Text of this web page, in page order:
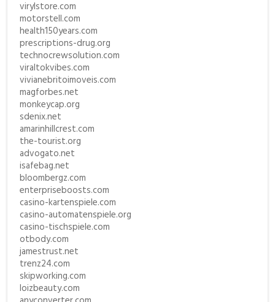
virylstore.com
motorstell.com
health150years.com
prescriptions-drug.org
technocrewsolution.com
viraltokvibes.com
vivianebritoimoveis.com
magforbes.net
monkeycap.org
sdenix.net
amarinhillcrest.com
the-tourist.org
advogato.net
isafebag.net
bloombergz.com
enterpriseboosts.com
casino-kartenspiele.com
casino-automatenspiele.org
casino-tischspiele.com
otbody.com
jamestrust.net
trenz24.com
skipworking.com
loizbeauty.com